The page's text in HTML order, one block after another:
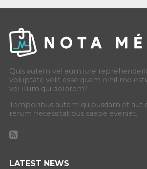
Quis autem vel eum iure
voluptate velit esse quam nihil
vel illum qui dolorem?
Temporibus autem quibusdam et aut
rerum necessitatibus saepe eveniet.
LATEST NEWS